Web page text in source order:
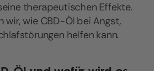
therapeutischen Effekte.
wir, wie CBD-Öl bei Angst,
helfen kann.